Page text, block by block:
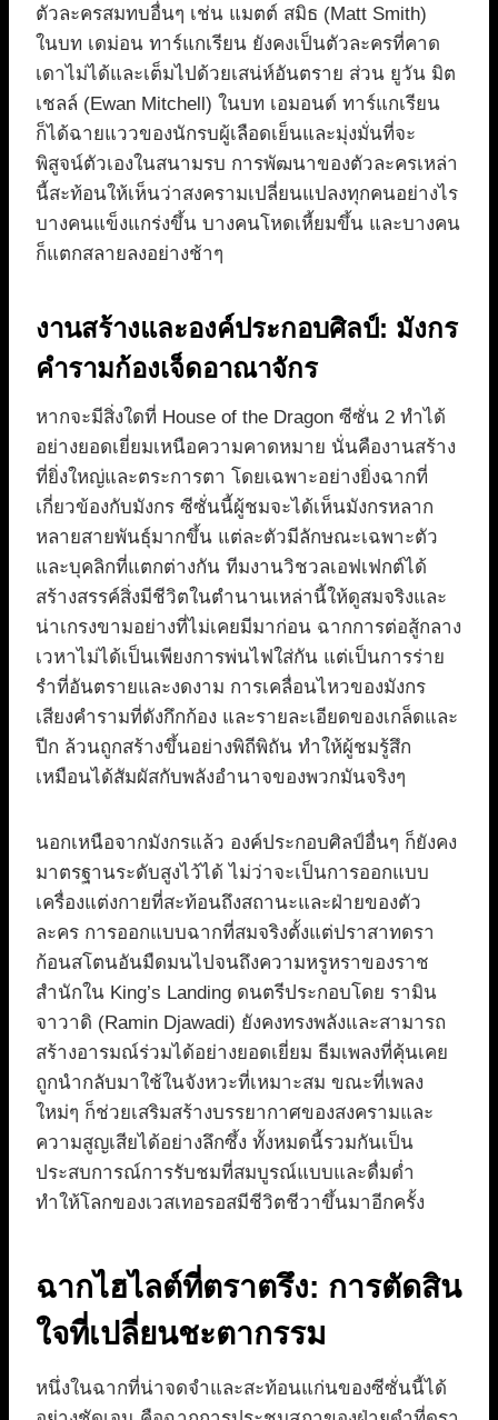
ตัวละครสมทบอื่นๆ เช่น แมตต์ สมิธ (Matt Smith)
ในบท เดม่อน ทาร์แกเรียน ยังคงเป็นตัวละครที่คาด
เดาไม่ได้และเต็มไปด้วยเสน่ห์อันตราย ส่วน ยูวัน มิต
เชลล์ (Ewan Mitchell) ในบท เอมอนด์ ทาร์แกเรียน
ก็ได้ฉายแววของนักรบผู้เลือดเย็นและมุ่งมั่นที่จะ
พิสูจน์ตัวเองในสนามรบ การพัฒนาของตัวละครเหล่า
นี้สะท้อนให้เห็นว่าสงครามเปลี่ยนแปลงทุกคนอย่างไร
บางคนแข็งแกร่งขึ้น บางคนโหดเหี้ยมขึ้น และบางคน
ก็แตกสลายลงอย่างช้าๆ
งานสร้างและองค์ประกอบศิลป์: มังกร
คำรามก้องเจ็ดอาณาจักร
หากจะมีสิ่งใดที่ House of the Dragon ซีซั่น 2 ทำได้
อย่างยอดเยี่ยมเหนือความคาดหมาย นั่นคืองานสร้าง
ที่ยิ่งใหญ่และตระการตา โดยเฉพาะอย่างยิ่งฉากที่
เกี่ยวข้องกับมังกร ซีซั่นนี้ผู้ชมจะได้เห็นมังกรหลาก
หลายสายพันธุ์มากขึ้น แต่ละตัวมีลักษณะเฉพาะตัว
และบุคลิกที่แตกต่างกัน ทีมงานวิชวลเอฟเฟกต์ได้
สร้างสรรค์สิ่งมีชีวิตในตำนานเหล่านี้ให้ดูสมจริงและ
น่าเกรงขามอย่างที่ไม่เคยมีมาก่อน ฉากการต่อสู้กลาง
เวหาไม่ได้เป็นเพียงการพ่นไฟใส่กัน แต่เป็นการร่าย
รำที่อันตรายและงดงาม การเคลื่อนไหวของมังกร
เสียงคำรามที่ดังกึกก้อง และรายละเอียดของเกล็ดและ
ปีก ล้วนถูกสร้างขึ้นอย่างพิถีพิถัน ทำให้ผู้ชมรู้สึก
เหมือนได้สัมผัสกับพลังอำนาจของพวกมันจริงๆ
นอกเหนือจากมังกรแล้ว องค์ประกอบศิลป์อื่นๆ ก็ยังคง
มาตรฐานระดับสูงไว้ได้ ไม่ว่าจะเป็นการออกแบบ
เครื่องแต่งกายที่สะท้อนถึงสถานะและฝ่ายของตัว
ละคร การออกแบบฉากที่สมจริงตั้งแต่ปราสาทดรา
ก้อนสโตนอันมืดมนไปจนถึงความหรูหราของราช
สำนักใน King’s Landing ดนตรีประกอบโดย รามิน
จาวาดิ (Ramin Djawadi) ยังคงทรงพลังและสามารถ
สร้างอารมณ์ร่วมได้อย่างยอดเยี่ยม ธีมเพลงที่คุ้นเคย
ถูกนำกลับมาใช้ในจังหวะที่เหมาะสม ขณะที่เพลง
ใหม่ๆ ก็ช่วยเสริมสร้างบรรยากาศของสงครามและ
ความสูญเสียได้อย่างลึกซึ้ง ทั้งหมดนี้รวมกันเป็น
ประสบการณ์การรับชมที่สมบูรณ์แบบและดื่มด่ำ
ทำให้โลกของเวสเทอรอสมีชีวิตชีวาขึ้นมาอีกครั้ง
ฉากไฮไลต์ที่ตราตรึง: การตัดสิน
ใจที่เปลี่ยนชะตากรรม
หนึ่งในฉากที่น่าจดจำและสะท้อนแก่นของซีซั่นนี้ได้